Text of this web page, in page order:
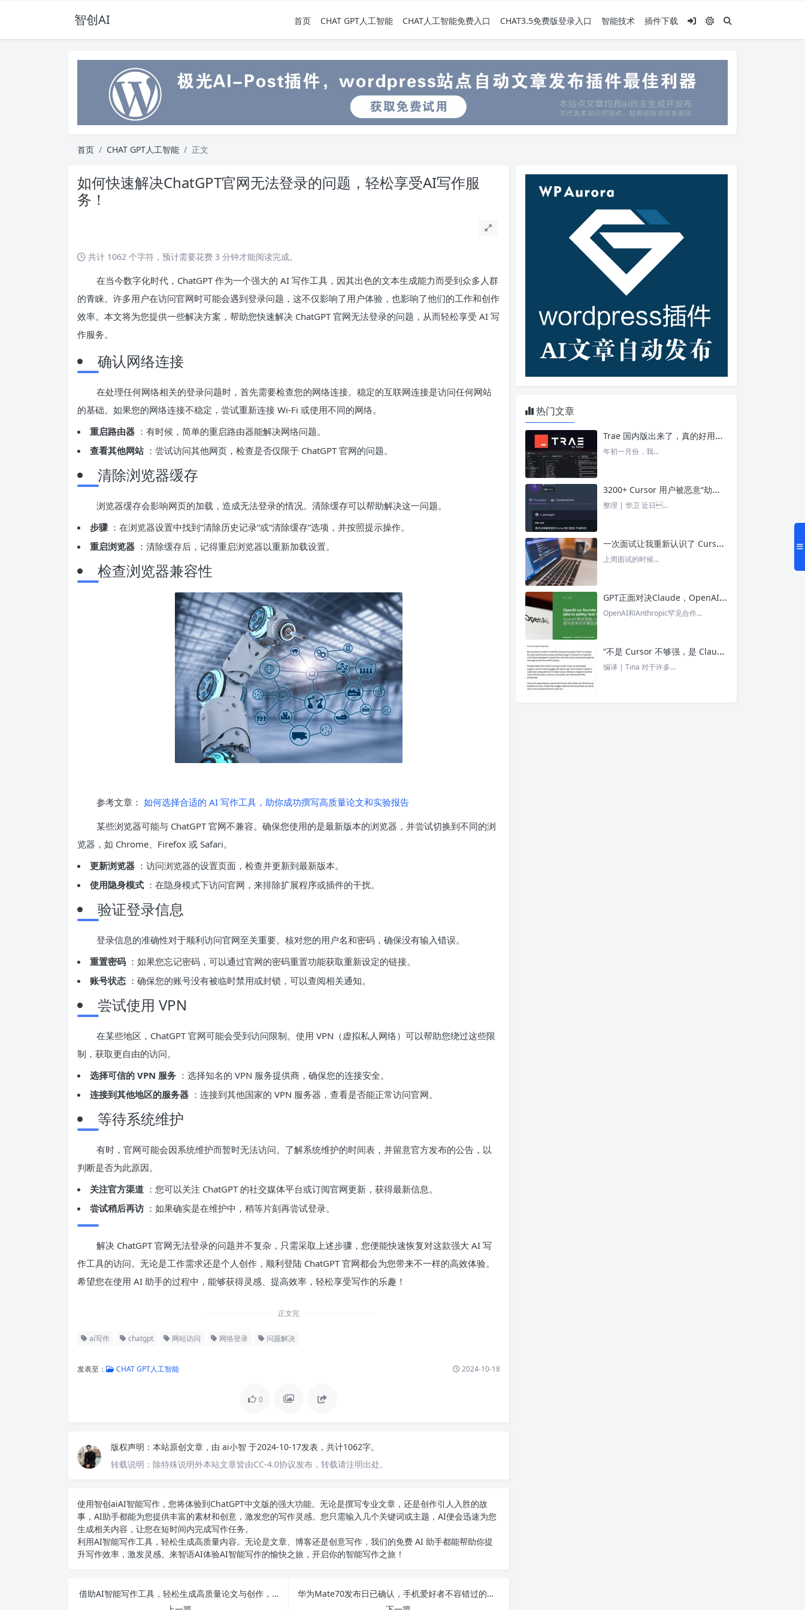
智创AI 首页 CHAT GPT人工智能 CHAT人工智能免费入口 CHAT3.5免费版登录入口 智能技术 插件下载
首页 CHAT GPT人工智能 正文
如何快速解决ChatGPT官网无法登录的问题，轻松享受AI写作服
务！
共计 1062 个字符，预计需要花费 3 分钟才能阅读完成。
在当今数字化时代，ChatGPT 作为一个强大的 AI 写作工具，因其出色的文本生成能力而受到众多人群
的青睐。许多用户在访问官网时可能会遇到登录问题，这不仅影响了用户体验，也影响了他们的工作和创作
效率。本文将为您提供一些解决方案，帮助您快速解决 ChatGPT 官网无法登录的问题，从而轻松享受 AI 写
作服务。
确认网络连接
在处理任何网络相关的登录问题时，首先需要检查您的网络连接。稳定的互联网连接是访问任何网站
的基础。如果您的网络连接不稳定，尝试重新连接 Wi-Fi 或使用不同的网络。
重启路由器 ：有时候，简单的重启路由器能解决网络问题。
查看其他网站 ：尝试访问其他网页，检查是否仅限于 ChatGPT 官网的问题。
清除浏览器缓存
浏览器缓存会影响网页的加载，造成无法登录的情况。清除缓存可以帮助解决这一问题。
步骤 ：在浏览器设置中找到“清除历史记录”或“清除缓存”选项，并按照提示操作。
重启浏览器 ：清除缓存后，记得重启浏览器以重新加载设置。
检查浏览器兼容性
参考文章： 如何选择合适的 AI 写作工具，助你成功撰写高质量论文和实验报告
某些浏览器可能与 ChatGPT 官网不兼容。确保您使用的是最新版本的浏览器，并尝试切换到不同的浏
览器，如 Chrome、Firefox 或 Safari。
更新浏览器 ：访问浏览器的设置页面，检查并更新到最新版本。
使用隐身模式 ：在隐身模式下访问官网，来排除扩展程序或插件的干扰。
验证登录信息
登录信息的准确性对于顺利访问官网至关重要。核对您的用户名和密码，确保没有输入错误。
重置密码 ：如果您忘记密码，可以通过官网的密码重置功能获取重新设定的链接。
账号状态 ：确保您的账号没有被临时禁用或封锁，可以查阅相关通知。
尝试使用 VPN
在某些地区，ChatGPT 官网可能会受到访问限制。使用 VPN（虚拟私人网络）可以帮助您绕过这些限
制，获取更自由的访问。
选择可信的 VPN 服务 ：选择知名的 VPN 服务提供商，确保您的连接安全。
连接到其他地区的服务器 ：连接到其他国家的 VPN 服务器，查看是否能正常访问官网。
等待系统维护
有时，官网可能会因系统维护而暂时无法访问。了解系统维护的时间表，并留意官方发布的公告，以
判断是否为此原因。
关注官方渠道 ：您可以关注 ChatGPT 的社交媒体平台或订阅官网更新，获得最新信息。
尝试稍后再访 ：如果确实是在维护中，稍等片刻再尝试登录。
解决 ChatGPT 官网无法登录的问题并不复杂，只需采取上述步骤，您便能快速恢复对这款强大 AI 写
作工具的访问。无论是工作需求还是个人创作，顺利登陆 ChatGPT 官网都会为您带来不一样的高效体验。
希望您在使用 AI 助手的过程中，能够获得灵感、提高效率，轻松享受写作的乐趣！
正文完
ai写作 chatgpt 网站访问 网络登录 问题解决
发表至： CHAT GPT人工智能 2024-10-18
0
版权声明： 本站原创文章，由 ai小智 于2024-10-17发表，共计1062字。
转载说明： 除特殊说明外本站文章皆由CC-4.0协议发布，转载请注明出处。
使用智创aiAI智能写作 ，您将体验到ChatGPT中文版的强大功能。无论是撰写专业文章，还是创作引人入胜的故
事，AI助手都能为您提供丰富的素材和创意，激发您的写作灵感。您只需输入几个关键词或主题，AI便会迅速为您
生成相关内容，让您在短时间内完成写作任务。
利用AI智能写作工具，轻松生成高质量内容。无论是文章、博客还是创意写作，我们的免费 AI 助手都能帮助你提
升写作效率，激发灵感。来智语AI体验AI智能写作的愉快之旅，开启你的智能写作之旅！
借助AI智能写作工具，轻松生成高质量论文与创作，告别写作烦恼，免费体验就在这里！
华为Mate70发布日已确认，手机爱好者不容错过的重大资讯！
热门文章
Trae 国内版出来了，真的好用吗？ – 今日头条
年初一月份，我...
3200+ Cursor 用户被恶意“劫持”！贪图“便宜 API”却惨遭收割， AI 开发者们要小心了 – 今日头条
整理 | 华卫 近日...
一次面试让我重新认识了 Cursor – 今日头条
上周面试的时候...
GPT正面对决Claude，OpenAI竟没全赢，AI安全「极限大测」真相曝光 – 今日头条
OpenAI和Anthropic罕见合作...
“不是 Cursor 不够强，是 Claude Code 太猛了” ！创始人详解Claude Code如何改写编程方式 – 今日头条
编译 | Tina 对于许多...